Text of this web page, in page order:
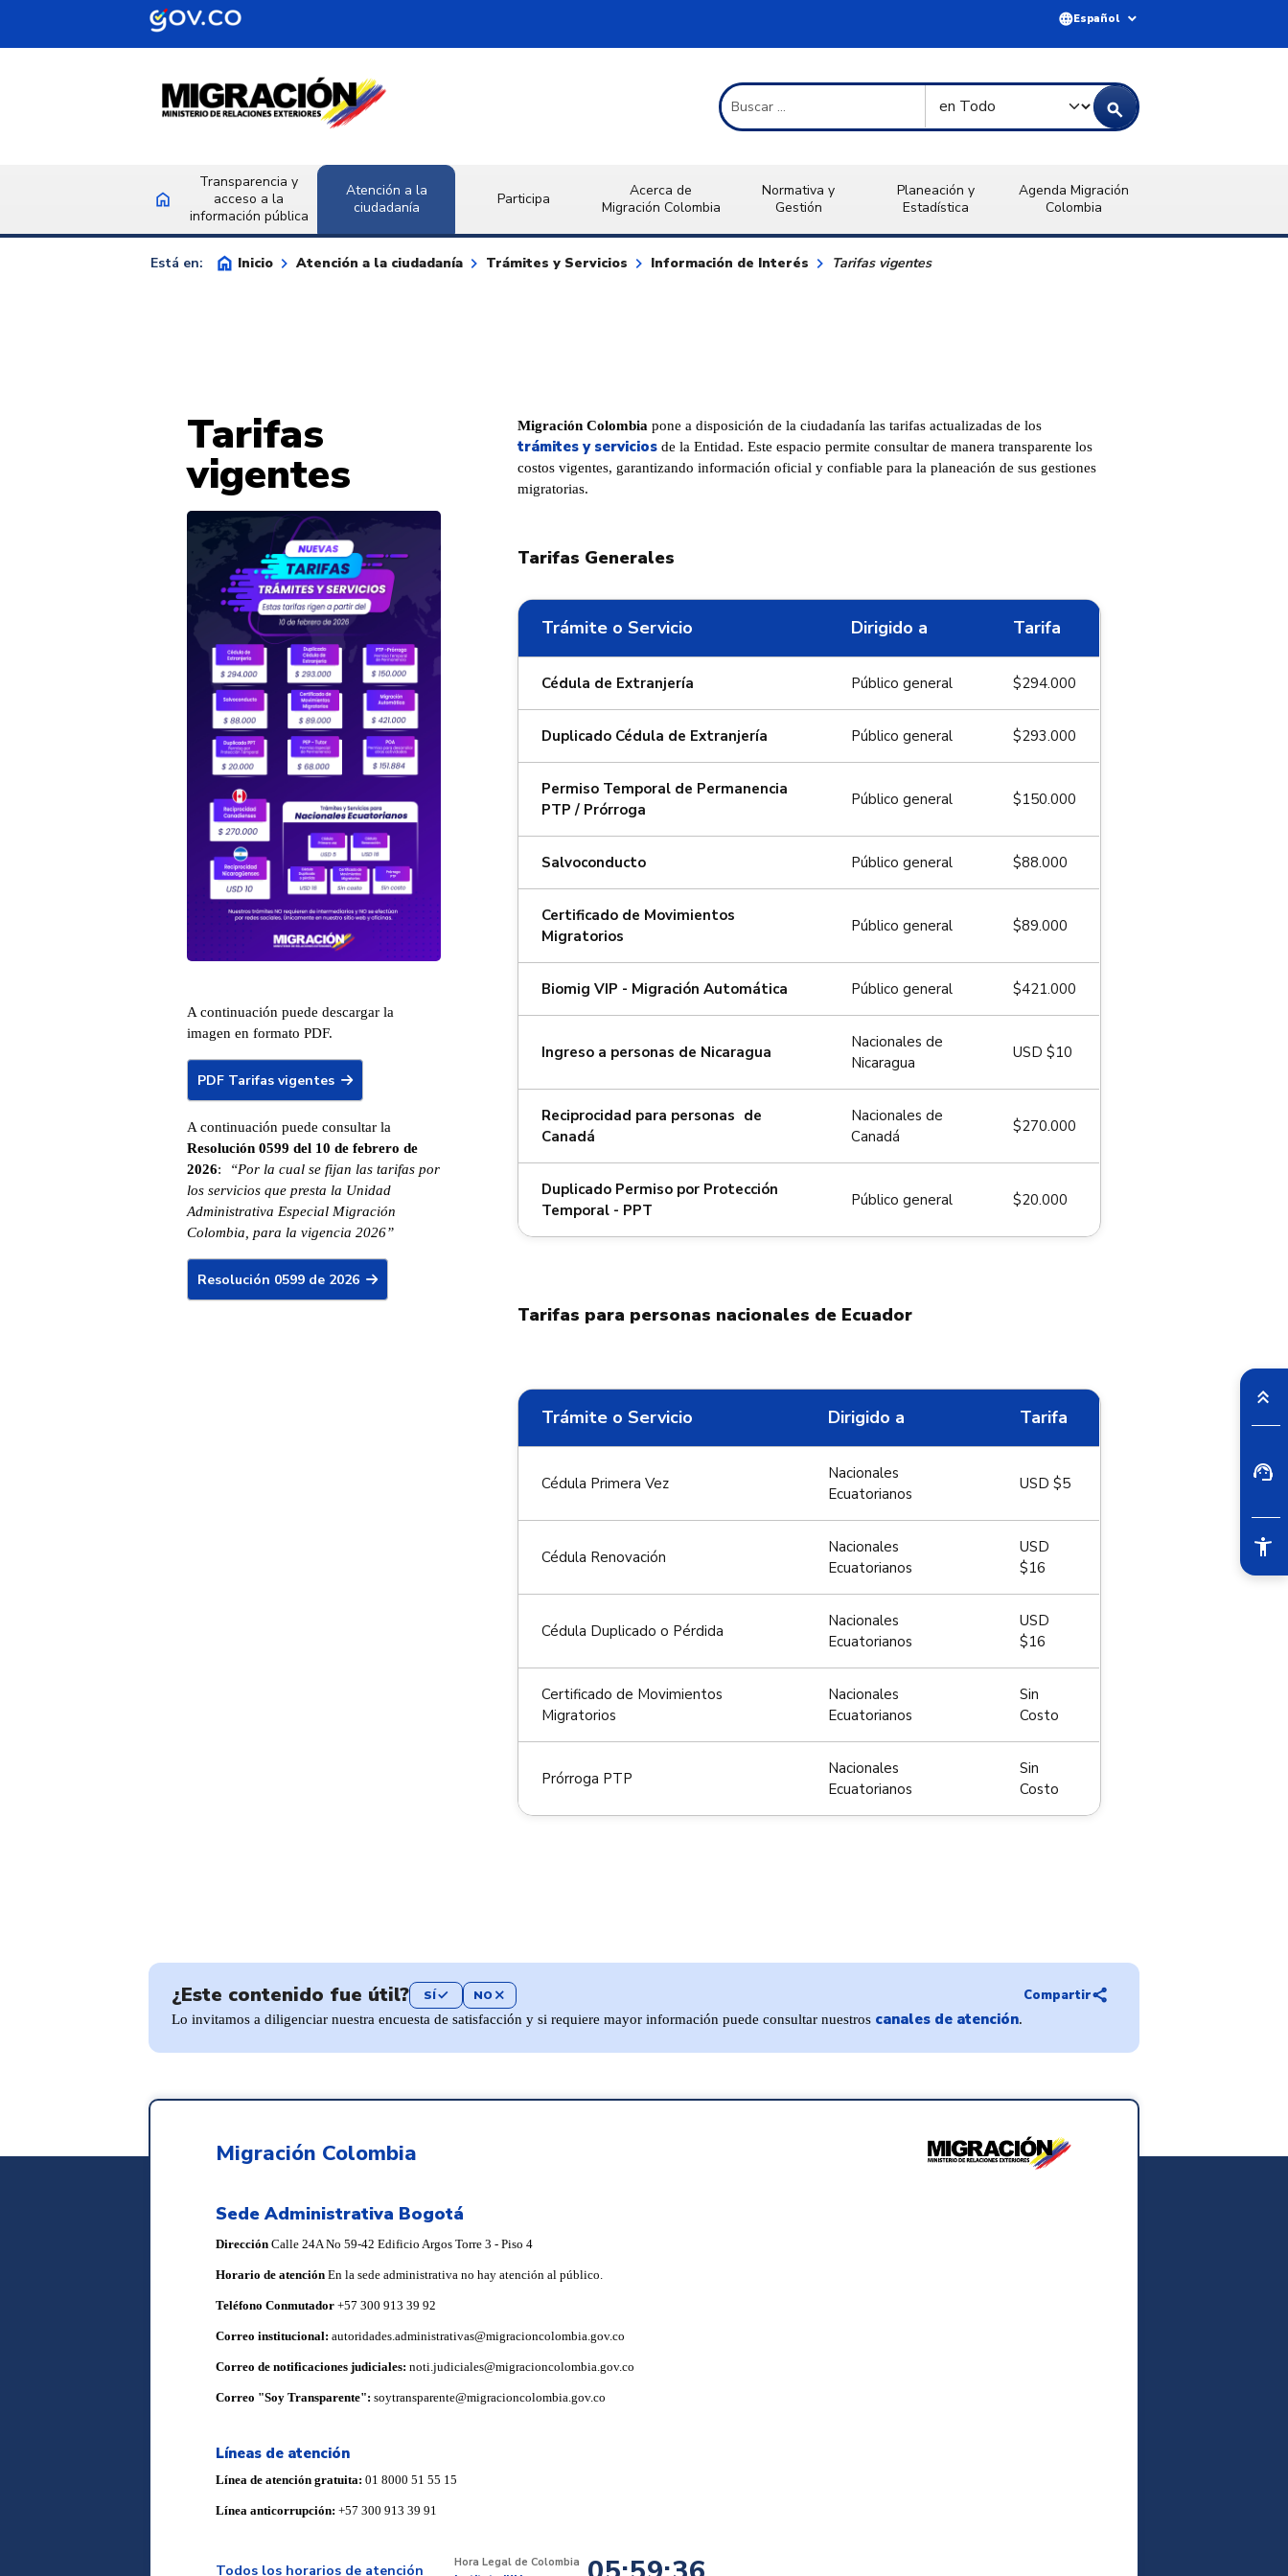
Saltar al contenido principal
languageEspañol expand_more
Término de Búsqueda Tipo de Búsqueda
search
homeInicio
Transparencia y
acceso a la
información pública
Atención a la
ciudadanía
Participa
Acerca de
Migración Colombia
Normativa y
Gestión
Planeación y
Estadística
Agenda Migración
Colombia
Está en: home Inicio keyboard_arrow_right Atención a la ciudadanía keyboard_arrow_right Trámites y Servicios keyboard_arrow_right Información de Interés keyboard_arrow_right Tarifas vigentes
Tarifas
vigentes
Show larger version
A continuación puede descargar la
imagen en formato PDF.
PDF Tarifas vigentes
A continuación puede consultar la
Resolución 0599 del 10 de febrero de
2026:
“Por la cual se fijan las tarifas por
los servicios que presta la Unidad
Administrativa Especial Migración
Colombia, para la vigencia 2026”
Resolución 0599 de 2026
Migración Colombiapone a disposición de la ciudadanía las tarifas actualizadas de los
trámites y serviciosde la Entidad. Este espacio permite consultar de manera transparente los
costos vigentes, garantizando información oficial y confiable para la planeación de sus gestiones
migratorias.
Tarifas Generales
Trámite o Servicio Dirigido a Tarifa
Cédula de Extranjería Público general $294.000
Duplicado Cédula de Extranjería Público general $293.000
Permiso Temporal de Permanencia
PTP / Prórroga
Público general $150.000
Salvoconducto Público general $88.000
Certificado de Movimientos
Migratorios
Público general $89.000
Biomig VIP - Migración Automática Público general $421.000
Ingreso a personas de Nicaragua
Nacionales de
Nicaragua
USD $10
Reciprocidad para personas de
Canadá
Nacionales de
Canadá
$270.000
Duplicado Permiso por Protección
Temporal - PPT
Público general $20.000
Tarifas para personas nacionales de Ecuador
Trámite o Servicio Dirigido a Tarifa
Cédula Primera Vez
Nacionales
Ecuatorianos
USD $5
Cédula Renovación
Nacionales
Ecuatorianos
USD
$16
Cédula Duplicado o Pérdida
Nacionales
Ecuatorianos
USD
$16
Certificado de Movimientos
Migratorios
Nacionales
Ecuatorianos
Sin
Costo
Prórroga PTP
Nacionales
Ecuatorianos
Sin
Costo
¿Este contenido fue útil? SÍcheck NO close Compartirshare
Lo invitamos a diligenciar nuestra encuesta de satisfacción y si requiere mayor información puede consultar nuestros canales de atención.
Migración Colombia
Sede Administrativa Bogotá
DirecciónCalle 24A No 59-42 Edificio Argos Torre 3 - Piso 4
Horario de atenciónEn la sede administrativa no hay atención al público.
Teléfono Conmutador+57 300 913 39 92
Correo institucional:autoridades.administrativas@migracioncolombia.gov.co
Correo de notificaciones judiciales:noti.judiciales@migracioncolombia.gov.co
Correo "Soy Transparente":soytransparente@migracioncolombia.gov.co
Líneas de atención
Línea de atención gratuita:01 8000 51 55 15
Línea anticorrupción:+57 300 913 39 91
Todos los horarios de atención Hora Legal de Colombia